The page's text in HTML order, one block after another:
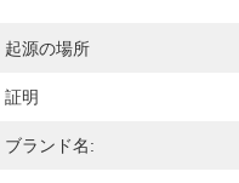
起源の場所
証明
ブランド名: